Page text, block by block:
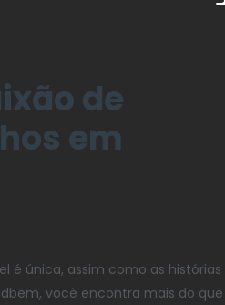
de
em
é única, assim como as histórias
você encontra mais do que